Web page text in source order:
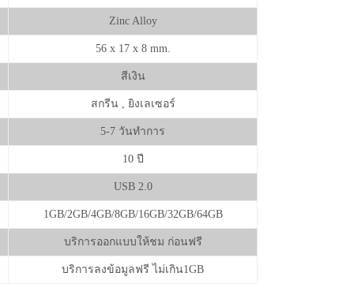
Zinc Alloy
56 x 17 x 8 mm.
สีเงิน
สกรีน , ยิงเลเซอร์
5-7 วันทำการ
10 ปี
USB 2.0
1GB/2GB/4GB/8GB/16GB/32GB/64GB
บริการออกแบบให้ชม ก่อนฟรี
บริการลงข้อมูลฟรี ไม่เกิน1GB